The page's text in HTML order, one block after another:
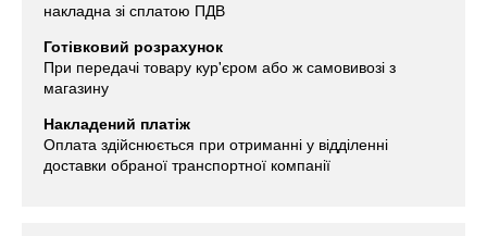
накладна зі сплатою ПДВ
Готівковий розрахунок
При передачі товару кур'єром або ж самовивозі з
магазину
Накладений платіж
Оплата здійснюється при отриманні у відділенні
доставки обраної транспортної компанії